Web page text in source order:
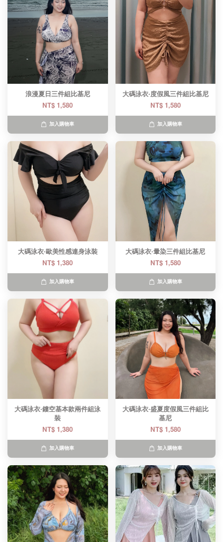
浪漫夏日三件組比基尼
NT$ 1,580
加入購物車
大碼泳衣·度假風三件組比基尼
NT$ 1,580
加入購物車
大碼泳衣·歐美性感連身泳裝
NT$ 1,380
加入購物車
大碼泳衣·暈染三件組比基尼
NT$ 1,580
加入購物車
大碼泳衣·鏤空基本款兩件組泳
裝
NT$ 1,380
加入購物車
大碼泳衣·盛夏度假風三件組比
基尼
NT$ 1,580
加入購物車